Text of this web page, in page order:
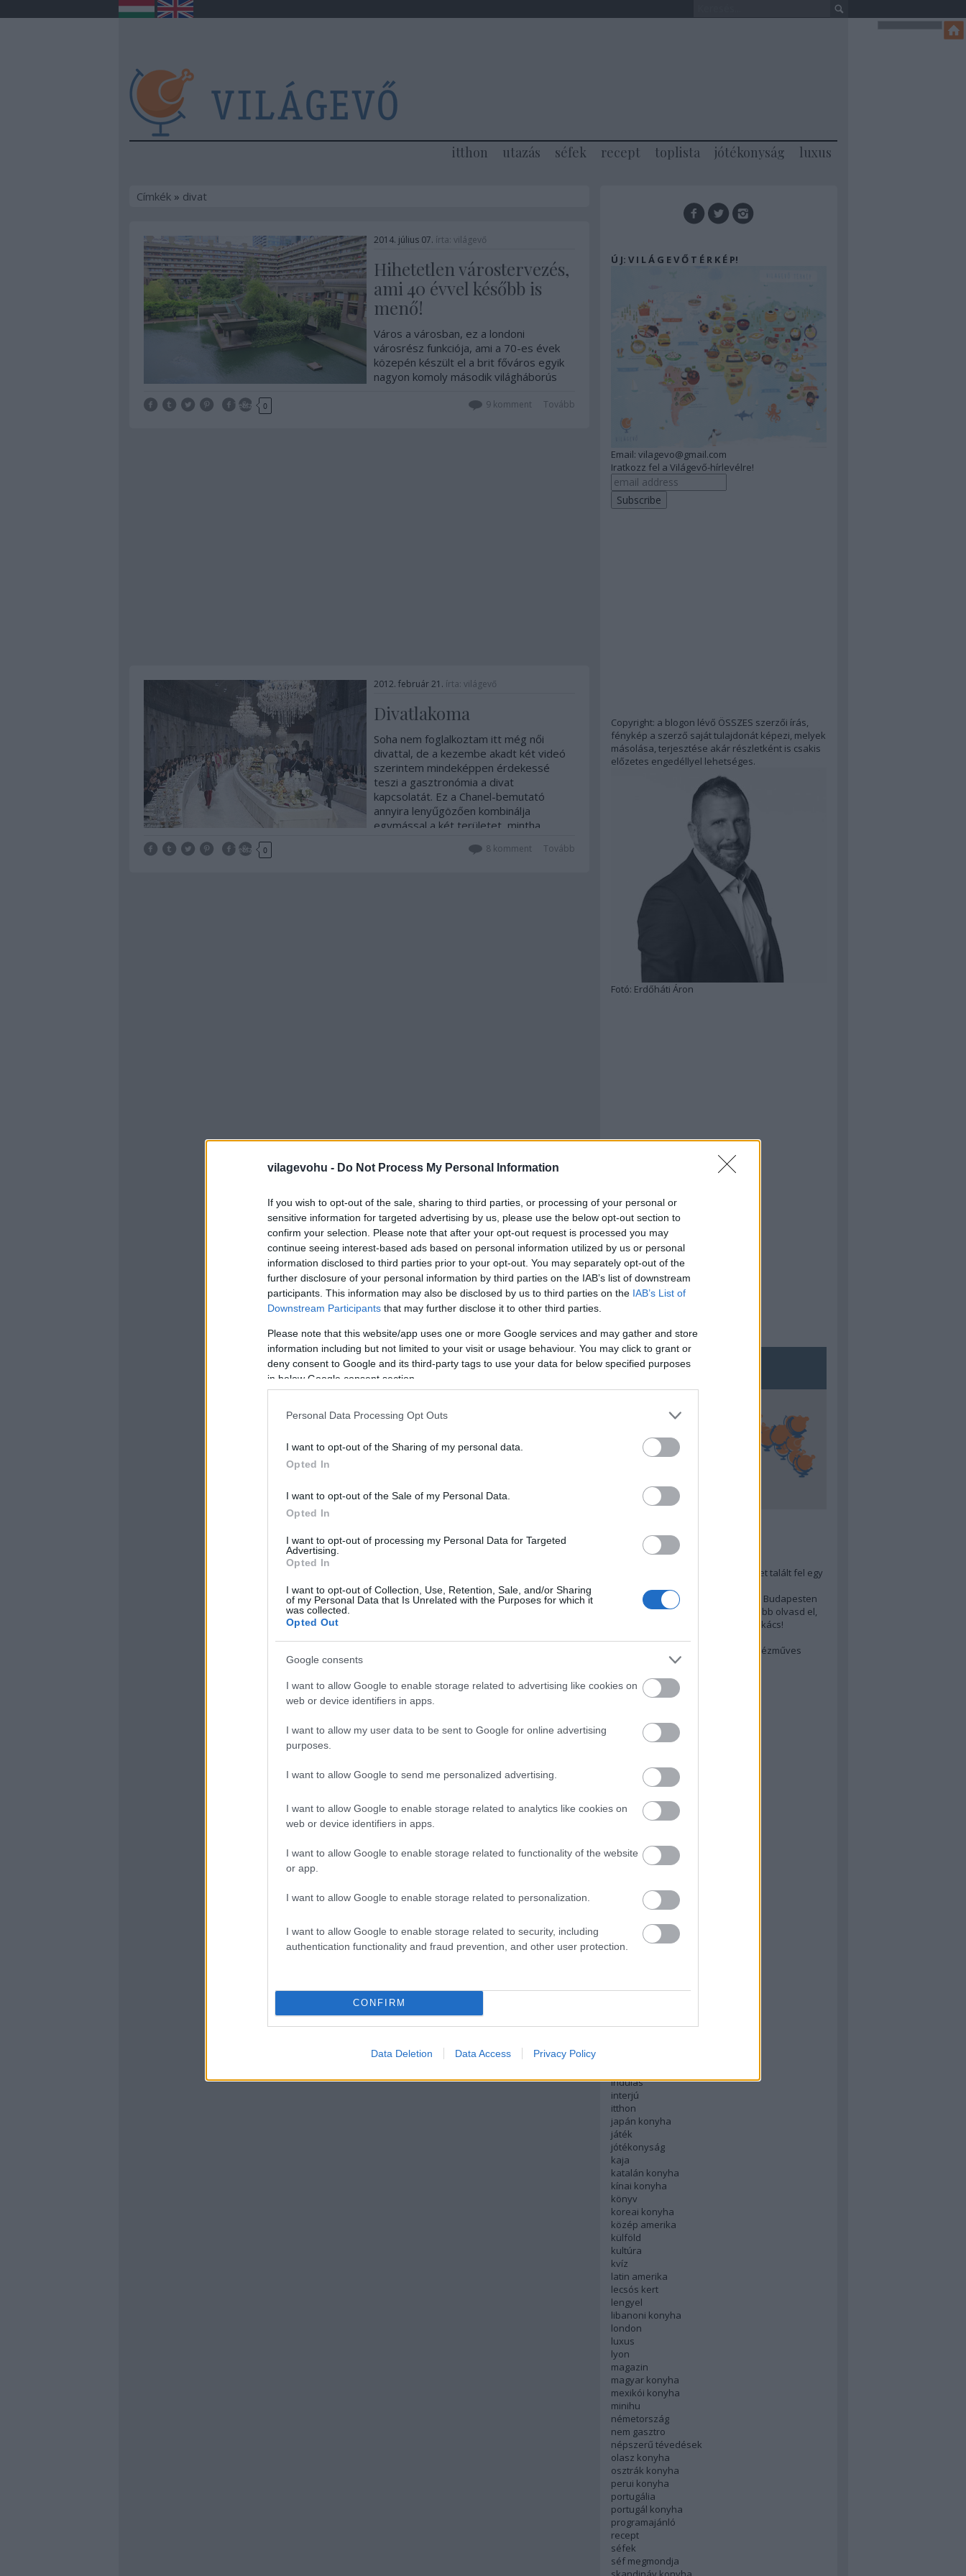
vilagevohu - Do Not Process My Personal Information
If you wish to opt-out of the sale, sharing to third parties, or processing of your personal or
sensitive information for targeted advertising by us, please use the below opt-out section to
confirm your selection. Please note that after your opt-out request is processed you may
continue seeing interest-based ads based on personal information utilized by us or personal
information disclosed to third parties prior to your opt-out. You may separately opt-out of the
further disclosure of your personal information by third parties on the IAB’s list of downstream
participants. This information may also be disclosed by us to third parties on the IAB’s List of
Downstream Participants that may further disclose it to other third parties.
Please note that this website/app uses one or more Google services and may gather and store
information including but not limited to your visit or usage behaviour. You may click to grant or
deny consent to Google and its third-party tags to use your data for below specified purposes
in below Google consent section.
Personal Data Processing Opt Outs
I want to opt-out of the Sharing of my personal data.
Opted In
I want to opt-out of the Sale of my Personal Data.
Opted In
I want to opt-out of processing my Personal Data for Targeted
Advertising.
Opted In
I want to opt-out of Collection, Use, Retention, Sale, and/or Sharing
of my Personal Data that Is Unrelated with the Purposes for which it
was collected.
Opted Out
Google consents
I want to allow Google to enable storage related to advertising like cookies on
web or device identifiers in apps.
I want to allow my user data to be sent to Google for online advertising
purposes.
I want to allow Google to send me personalized advertising.
I want to allow Google to enable storage related to analytics like cookies on
web or device identifiers in apps.
I want to allow Google to enable storage related to functionality of the website
or app.
I want to allow Google to enable storage related to personalization.
I want to allow Google to enable storage related to security, including
authentication functionality and fraud prevention, and other user protection.
CONFIRM
Data Deletion Data Access Privacy Policy
itthon utazás séfek recept toplista jótékonyság luxus
Címkék» divat
2014. július 07. írta: világevő
Hihetetlen várostervezés,
ami 40 évvel később is
menő!
Város a városban, ez a londoni
városrész funkciója, ami a 70-es évek
közepén készült el a brit főváros egyik
nagyon komoly második világháborús
lenyűgöző az egész, építészetileg is
Tetszik 0 Tovább
9komment
2012. február 21. írta: világevő
Divatlakoma
Soha nem foglalkoztam itt még női
divattal, de a kezembe akadt két videó
szerintem mindeképpen érdekessé
teszi a gasztronómia a divat
kapcsolatát. Ez a Chanel-bemutató
annyira lenyűgözően kombinálja
egymással a két területet, mintha
Tetszik 0 Tovább
8komment
Ú J: V I L Á G E V Ő T É R K É P!
Email: vilagevo@gmail.com
Iratkozz fel a Világevő-hírlevélre!
Copyright: a blogon lévő ÖSSZES szerzői írás,
fénykép a szerző saját tulajdonát képezi, melyek
másolása, terjesztése akár részletként is csakis
előzetes engedéllyel lehetséges.
Fotó: Erdőháti Áron
TOP5
Annyira menő Budapest-térképet talált fel egy
A 10 legjobb (elérhető árú) ebéd Budapesten
Szakács akarsz lenni? Akkor előbb olvasd el,
mit gondol erről egy magyar szakács!
Budapest rejtett kincsei: orosz kézműves
afrikai konyha
ázsiai konyha
baszk konyha
belgium
bocusedor
bocuse dor
dél amerika
English
északi konyha
francia konyha
holland konyha
indulás
interjú
itthon
japán konyha
játék
jótékonyság
kaja
katalán konyha
kínai konyha
könyv
koreai konyha
közép amerika
külföld
kultúra
kvíz
latin amerika
lecsós kert
lengyel
libanoni konyha
london
luxus
lyon
magazin
magyar konyha
mexikói konyha
minihu
németország
nem gasztro
népszerű tévedések
olasz konyha
osztrák konyha
perui konyha
portugália
portugál konyha
programajánló
recept
séfek
séf megmondja